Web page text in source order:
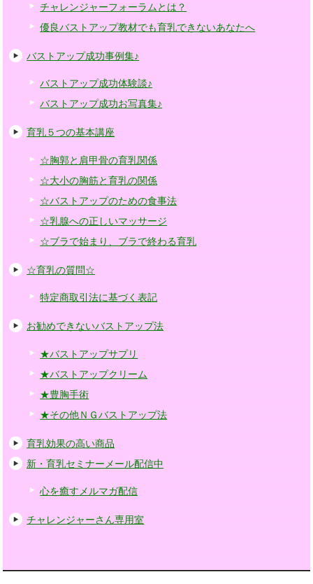
チャレンジャーフォーラムとは？
優良バストアップ教材でも育乳できないあなたへ
バストアップ成功事例集♪
バストアップ成功体験談♪
バストアップ成功お写真集♪
育乳５つの基本講座
☆胸郭と肩甲骨の育乳関係
☆大小の胸筋と育乳の関係
☆バストアップのための食事法
☆乳腺への正しいマッサージ
☆ブラで始まり、ブラで終わる育乳
☆育乳の質問☆
特定商取引法に基づく表記
お勧めできないバストアップ法
★バストアップサプリ
★バストアップクリーム
★豊胸手術
★その他ＮＧバストアップ法
育乳効果の高い商品
新・育乳セミナーメール配信中
心を癒すメルマガ配信
チャレンジャーさん専用室